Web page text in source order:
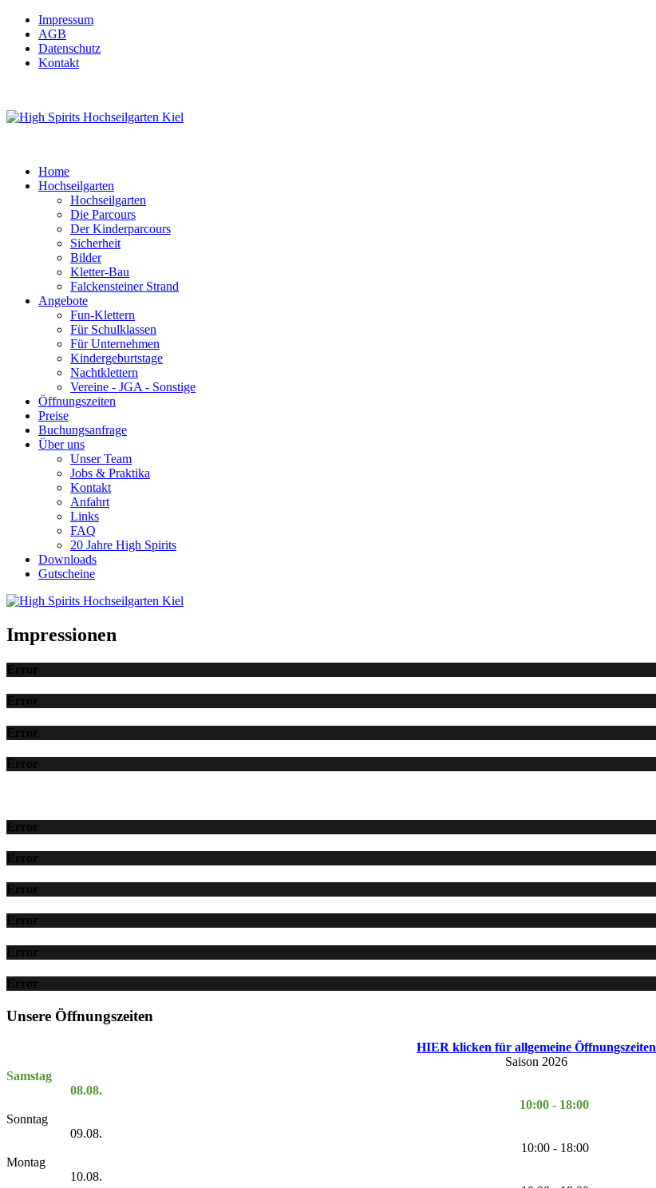
Impressum
AGB
Datenschutz
Kontakt
Home
Hochseilgarten
Hochseilgarten
Die Parcours
Der Kinderparcours
Sicherheit
Bilder
Kletter-Bau
Falckensteiner Strand
Angebote
Fun-Klettern
Für Schulklassen
Für Unternehmen
Kindergeburtstage
Nachtklettern
Vereine - JGA - Sonstige
Öffnungszeiten
Preise
Buchungsanfrage
Über uns
Unser Team
Jobs & Praktika
Kontakt
Anfahrt
Links
FAQ
20 Jahre High Spirits
Downloads
Gutscheine
Impressionen
Error
Error
Error
Error
Error
Error
Error
Error
Error
Error
Unsere Öffnungszeiten
HIER klicken für allgemeine Öffnungszeiten
Saison 2026
Samstag
08.08.
10:00 - 18:00
Sonntag
09.08.
10:00 - 18:00
Montag
10.08.